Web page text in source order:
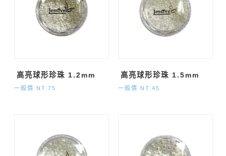
高亮球形珍珠 1.2mm
一般價 NT.75
高亮球形珍珠 1.5mm
一般價 NT.45